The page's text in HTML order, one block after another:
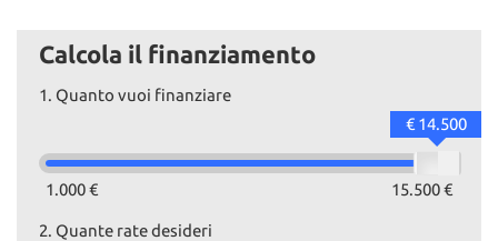
Calcola il finanziamento
1. Quanto vuoi finanziare
1.000 € 15.500 €
€ 14.500
2. Quante rate desideri